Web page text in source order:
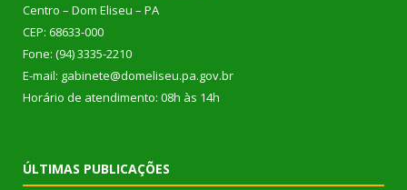
Centro – Dom Eliseu – PA
CEP: 68633-000
Fone: (94) 3335-2210
E-mail: gabinete@domeliseu.pa.gov.br
Horário de atendimento: 08h às 14h
ÚLTIMAS PUBLICAÇÕES